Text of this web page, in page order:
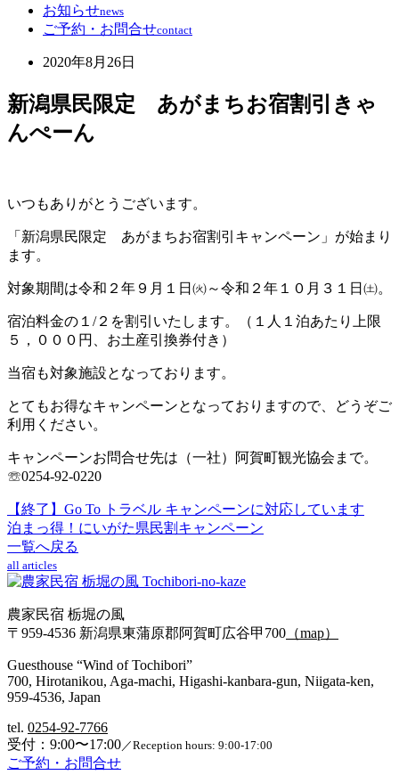
お知らせnews
ご予約・お問合せcontact
2020年8月26日
新潟県民限定 あがまちお宿割引きゃ
んぺーん
いつもありがとうございます。
「新潟県民限定 あがまちお宿割引キャンペーン」が始まり
ます。
対象期間は令和２年９月１日㈫～令和２年１０月３１日㈯。
宿泊料金の１/２を割引いたします。（１人１泊あたり上限
５，０００円、お土産引換券付き）
当宿も対象施設となっております。
とてもお得なキャンペーンとなっておりますので、どうぞご
利用ください。
キャンペーンお問合せ先は（一社）阿賀町観光協会まで。
☏0254-92-0220
【終了】Go To トラベル キャンペーンに対応しています
泊まっ得！にいがた県民割キャンペーン
一覧へ戻る
all articles
農家民宿 栃堀の風
〒959-4536 新潟県東蒲原郡阿賀町広谷甲700 （map）
Guesthouse “Wind of Tochibori”
700, Hirotanikou, Aga-machi, Higashi-kanbara-gun, Niigata-ken,
959-4536, Japan
tel. 0254-92-7766‬
受付：9:00〜17:00 ／Reception hours: 9:00-17:00
ご予約・お問合せ